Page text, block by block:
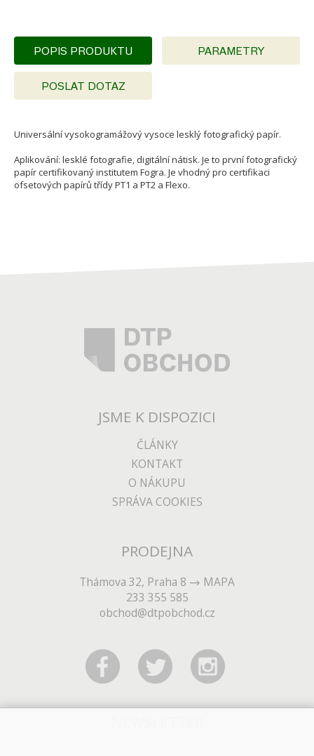
POPIS PRODUKTU PARAMETRY
POSLAT DOTAZ
Universální vysokogramážový vysoce lesklý fotografický papír.
Aplikování: lesklé fotografie, digitální nátisk. Je to první fotografický
papír certifikovaný institutem Fogra. Je vhodný pro certifikaci
ofsetových papírů třídy PT1 a PT2 a Flexo.
JSME K DISPOZICI
ČLÁNKY
KONTAKT
O NÁKUPU
SPRÁVA COOKIES
PRODEJNA
Thámova 32, Praha 8
MAPA
233 355 585
obchod@dtpobchod.cz